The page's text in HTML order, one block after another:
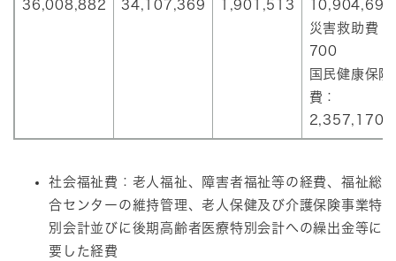
36,008,882 34,107,369 1,901,513
10,904,696
災害救助費：
700
国民健康保険
費：
2,357,170
社会福祉費：老人福祉、障害者福祉等の経費、福祉総
合センターの維持管理、老人保健及び介護保険事業特
別会計並びに後期高齢者医療特別会計への繰出金等に
要した経費